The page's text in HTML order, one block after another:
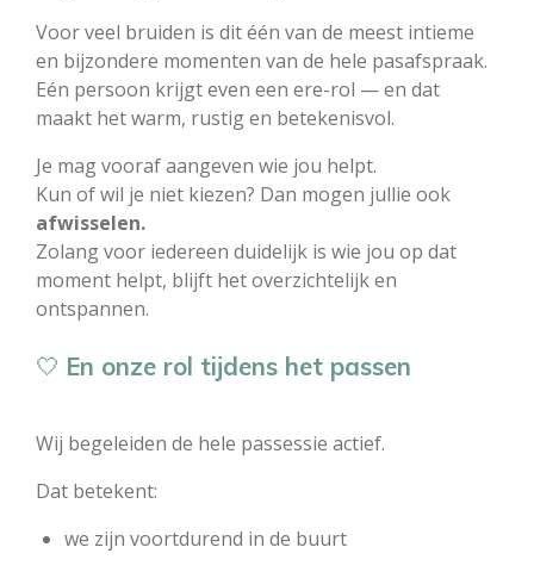
Voor veel bruiden is dit één van de meest intieme
en bijzondere momenten van de hele pasafspraak.
Eén persoon krijgt even een ere-rol — en dat
maakt het warm, rustig en betekenisvol.
Je mag vooraf aangeven wie jou helpt.
Kun of wil je niet kiezen? Dan mogen jullie ook
afwisselen.
Zolang voor iedereen duidelijk is wie jou op dat
moment helpt, blijft het overzichtelijk en
ontspannen.
🤍 En onze rol tijdens het passen
Wij begeleiden de hele passessie actief.
Dat betekent:
we zijn voortdurend in de buurt